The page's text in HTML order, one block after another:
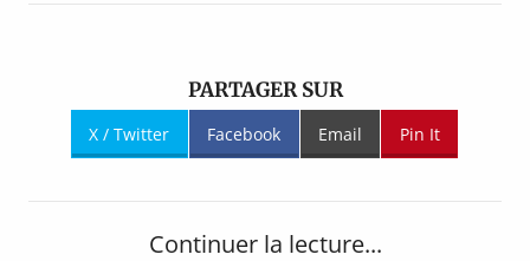
PARTAGER SUR
X / Twitter Facebook Email Pin It
Continuer la lecture...